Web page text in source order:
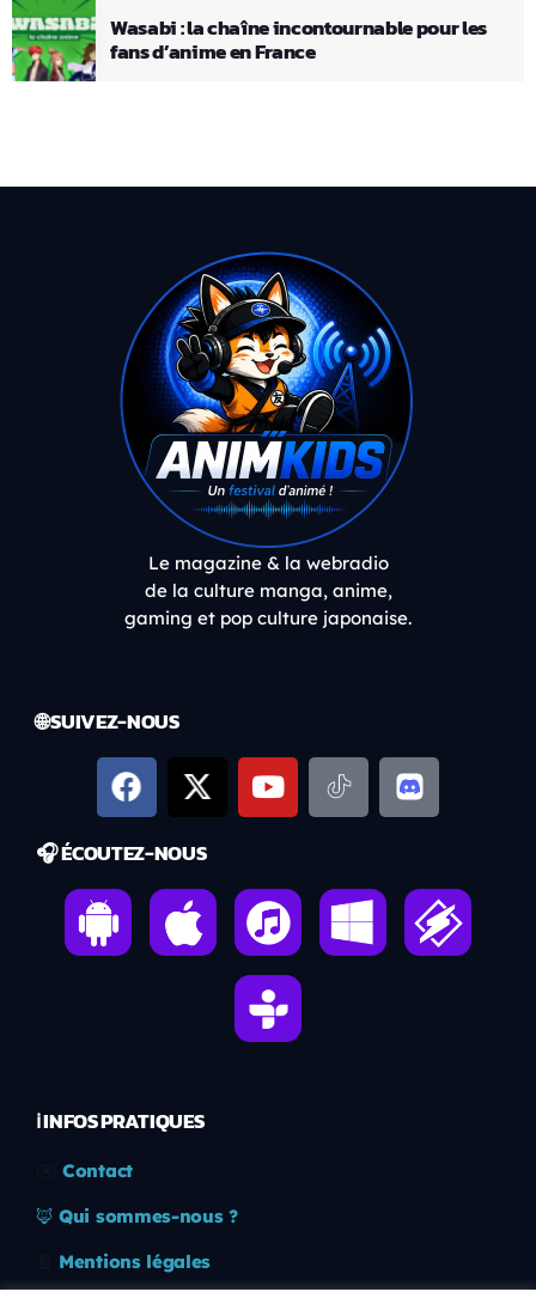
Wasabi : la chaîne incontournable pour les
fans d’anime en France
Le magazine & la webradio
de la culture manga, anime,
gaming et pop culture japonaise.
🌐 SUIVEZ-NOUS
🎧 ÉCOUTEZ-NOUS
ℹ️ INFOS PRATIQUES
Contact
🦊 Qui sommes-nous ?
Mentions légales